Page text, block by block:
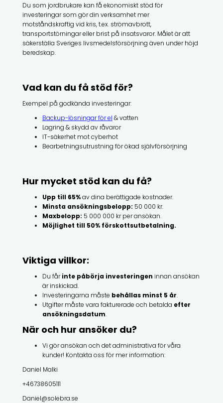
Du som jordbrukare kan få ekonomiskt stöd för
investeringar som gör din verksamhet mer
motståndskraftig vid kris, t.ex. strömavbrott,
transportstörningar eller brist på insatsvaror. Målet är att
säkerställa Sveriges livsmedelsförsörjning även under höjd
beredskap.
Vad kan du få stöd för?
Exempel på godkända investeringar:
Backup-lösningar för el & vatten
Lagring & skydd av råvaror
IT-säkerhet mot cyberhot
Bearbetningsutrustning för ökad självförsörjning
Hur mycket stöd kan du få?
Upp till 65%av dina berättigade kostnader.
Minsta ansökningsbelopp: 50 000 kr.
Maxbelopp: 5 000 000 kr per ansökan.
Möjlighet till 50% förskottsutbetalning.
Viktiga villkor:
Du fårinte påbörja investeringen innan ansökan
är inskickad.
Investeringarna måste behållas minst 5 år.
Utgifter måste vara fakturerade och betalda efter
ansökningsdatum.
När och hur ansöker du?
Vi gör ansökan och det administrativa för våra
kunder! Kontakta oss för mer information:
Daniel Malki
+46738605111
Daniel@solebra.se